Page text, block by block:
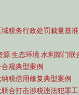
税务行政处罚裁量基准
源 生态环境 水利部门联
规典型案例
税信用修复典型案例
合打击涉税违法犯罪